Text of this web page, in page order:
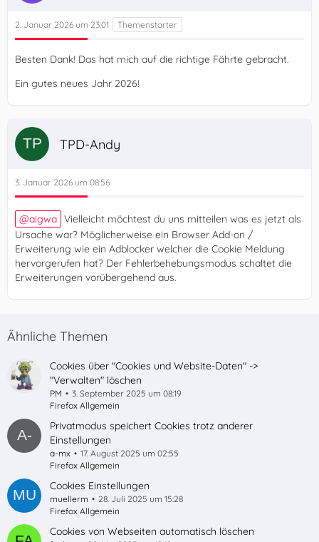
2. Januar 2026 um 23:01
Besten Dank! Das hat mich auf die richtige Fährte gebracht.
Ein gutes neues Jahr 2026!
TPD-Andy
3. Januar 2026 um 08:56
aigwa Vielleicht möchtest du uns mitteilen was es jetzt als
Ursache war? Möglicherweise ein Browser Add-on /
Erweiterung wie ein Adblocker welcher die Cookie Meldung
hervorgerufen hat? Der Fehlerbehebungsmodus schaltet die
Erweiterungen vorübergehend aus.
Ähnliche Themen
Cookies über "Cookies und Website-Daten" ->
"Verwalten" löschen
PM
3. September 2025 um 08:19
Firefox Allgemein
Privatmodus speichert Cookies trotz anderer
Einstellungen
a-mx
17. August 2025 um 02:55
Firefox Allgemein
Cookies Einstellungen
muellerm
28. Juli 2025 um 15:28
Firefox Allgemein
Cookies von Webseiten automatisch löschen